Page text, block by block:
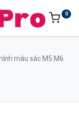
0
màu sắc M5 M6